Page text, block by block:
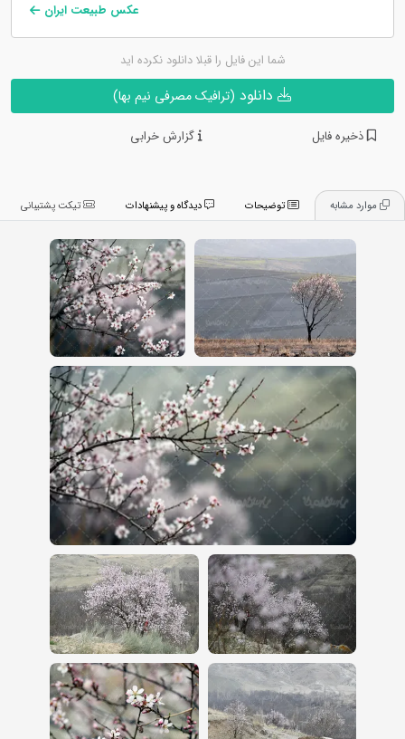
عکس طبیعت ایران
شما این فایل را قبلا دانلود نکرده اید
(ترافیک مصرفی نیم بها)
ذخیره فایل گزارش خرابی
توضیحات تیکت پشتیبانی